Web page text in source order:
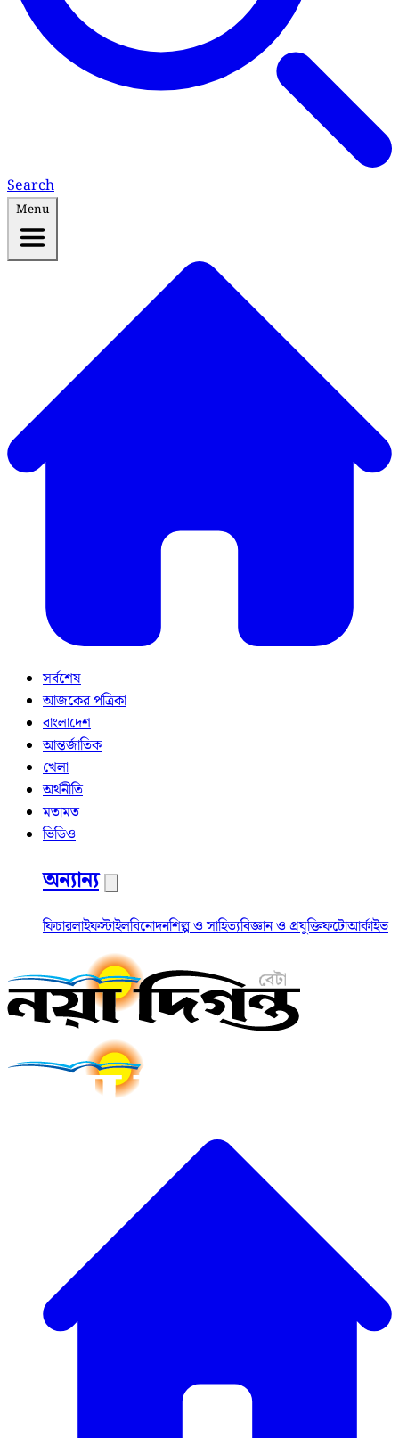
Search
Menu
সর্বশেষ
আজকের পত্রিকা
বাংলাদেশ
আন্তর্জাতিক
খেলা
অর্থনীতি
মতামত
ভিডিও
অন্যান্য
ফিচারলাইফস্টাইলবিনোদনশিল্প ও সাহিত্যবিজ্ঞান ও প্রযুক্তিফটোআর্কাইভ